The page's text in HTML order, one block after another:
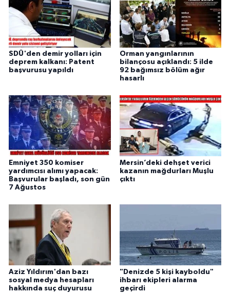
SDÜ'den demir yolları için
deprem kalkanı: Patent
başvurusu yapıldı
Orman yangınlarının
bilançosu açıklandı: 5 ilde
92 bağımsız bölüm ağır
hasarlı
Emniyet 350 komiser
yardımcısı alımı yapacak:
Başvurular başladı, son gün
7 Ağustos
Mersin’deki dehşet verici
kazanın mağdurları Muşlu
çıktı
Aziz Yıldırım'dan bazı
sosyal medya hesapları
hakkında suç duyurusu
"Denizde 5 kişi kayboldu"
ihbarı ekipleri alarma
geçirdi